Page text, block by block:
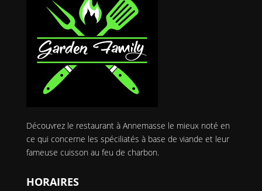
Découvrez le restaurant à Annemasse le mieux noté en
ce qui concerne les spéciliatés à base de viande et leur
fameuse cuisson au feu de charbon.
HORAIRES